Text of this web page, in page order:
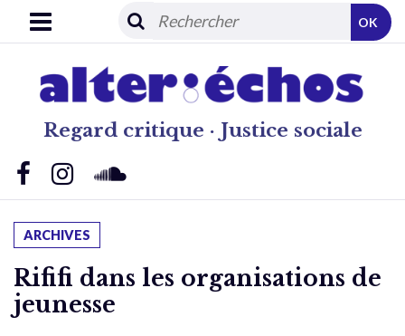
Regard critique · Justice sociale
OK
ARCHIVES
Rififi dans les organisations de
jeunesse